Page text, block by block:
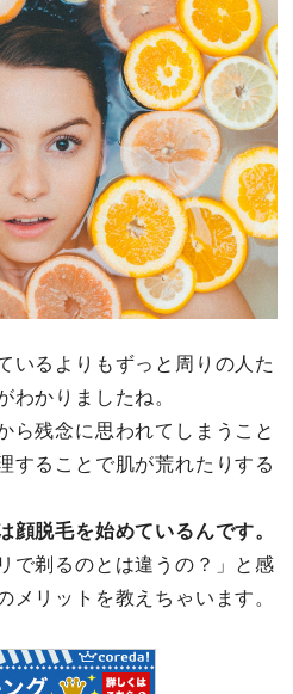
いるよりもずっと周りの人た
わかりましたね。
ら残念に思われてしまうこと
することで肌が荒れたりする
顔脱毛を始めているんです。
で剃るのとは違うの？」と感
メリットを教えちゃいます。